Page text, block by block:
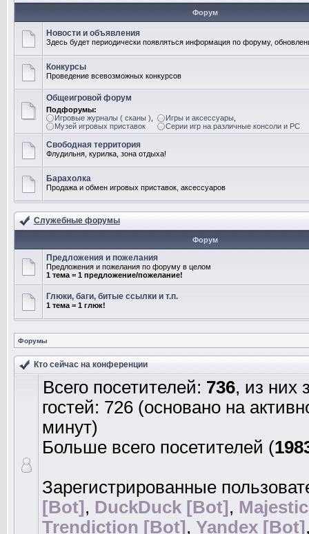
Форум
Новости и объявления
Здесь будет периодически появляться информация по форуму,
Конкурсы
Проведение всевозможных конкурсов
Общеигровой форум
Подфорумы:
Игровые журналы ( сканы )
Музей игровых приставок
Игры и аксессуары
Серии игр на различные консоли и PC
Свободная территория
Флудильня, курилка, зона отдыха!
Барахолка
Продажа и обмен игровых приставок, аксессуаров
Служебные форумы
Форум
Предложения и пожелания
Предложения и пожелания по форуму в целом
1 тема = 1 предложение/пожелание!
Глюки, баги, битые ссылки и т.п.
1 тема = 1 глюк!
Форумы
Кто сейчас на конференции
Всего посетителей: 736, из них
гостей: 726 (основано на
минут)
Больше всего посетителей (
Зарегистрированные
[Bot] , DuckDuck [Bot] ,
Trendiction [Bot] , Yandex [Bot]